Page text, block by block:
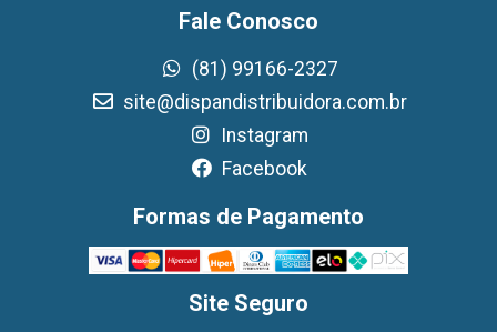
Fale Conosco
(81) 99166-2327
site@dispandistribuidora.com.br
Instagram
Facebook
Formas de Pagamento
Site Seguro